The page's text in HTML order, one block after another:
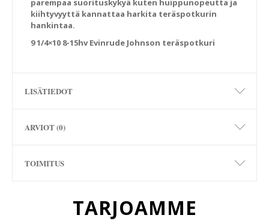
parempaa suorituskykyä kuten huippunopeutta ja
kiihtyvyyttä kannattaa harkita teräspotkurin
hankintaa.
9 1/4×10 8-15hv Evinrude Johnson teräspotkuri
LISÄTIEDOT
ARVIOT (0)
TOIMITUS
TARJOAMME